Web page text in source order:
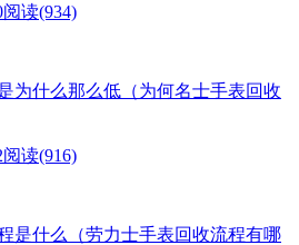
阅读(934)
为什么那么低（为何名士手表回收
阅读(916)
是什么（劳力士手表回收流程有哪